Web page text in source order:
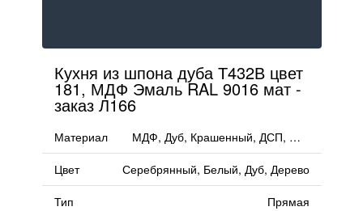
Кухня из шпона дуба Т432В цвет
181, МДФ Эмаль RAL 9016 мат -
заказ Л166
Материал
МДФ, Дуб, Крашенный, ДСП, Шпон, Эмаль, Дерево
Цвет
Серебрянный, Белый, Дуб, Дерево
Тип
Прямая